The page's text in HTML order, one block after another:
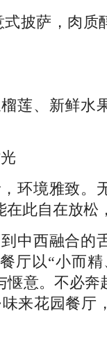
披萨，肉质
莲、新鲜水
环境雅致。
在此自在放松
中西融合的
厅以“小而
惬意。不必奔
来花园餐厅